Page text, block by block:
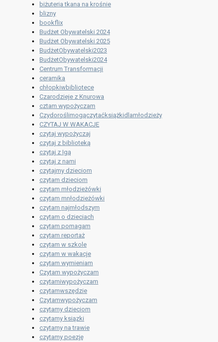
biżuteria tkana na krośnie
blizny
bookflix
Budżet Obywatelski 2024
Budżet Obywatelski 2025
BudżetObywatelski2023
BudżetObywatelski2024
Centrum Transformacji
ceramika
chłopkiwbibliotece
Czarodzieje z Knurowa
cztam wypożyczam
Czydoroślimogączytaćksiążkidlamłodzieży
CZYTAJ W WAKACJE
czytaj wypożyczaj
czytaj z biblioteką
czytaj z Igą
czytaj z nami
czytajmy dzieciom
czytam dzieciom
czytam młodzieżówki
czytam mnłodzieżówki
czytam najmłodszym
czytam o dzieciach
czytam pomagam
czytam reportaż
czytam w szkole
czytam w wakacje
czytam wymieniam
Czytam wypożyczam
czytamiwypożyczam
czytamwszędzie
Czytamwypożyczam
czytamy dzieciom
czytamy ksiązki
czytamy na trawie
czytamy poezję